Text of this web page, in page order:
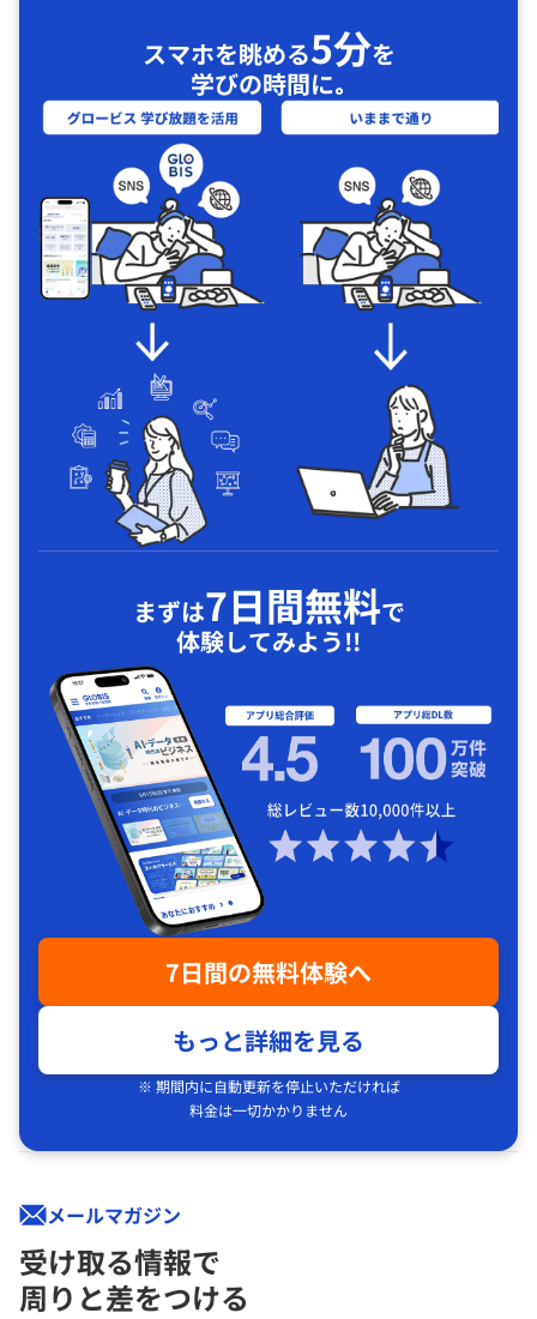
スマホを眺める5分を
学びの時間に｡
まずは7日間無料で
体験してみよう!!
7日間の無料体験へ
もっと詳細を見る
※ 期間内に自動更新を停止いただければ
料金は一切かかりません
メールマガジン
受け取る情報で
周りと差をつける